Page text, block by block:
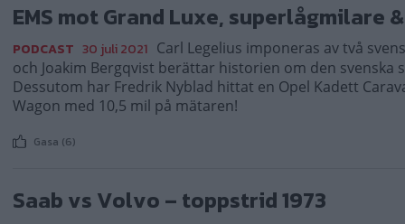
EMS mot Grand Luxe, superlågmilare
PODCAST 30 juli 2021 Carl Legelius imponeras av två
och Joakim Bergqvist berättar historien om den svenska
Dessutom har Fredrik Nyblad hittat en Opel Kadett
Wagon med 10,5 mil på mätaren!
Gasa (6)
Saab vs Volvo – toppstrid 1973